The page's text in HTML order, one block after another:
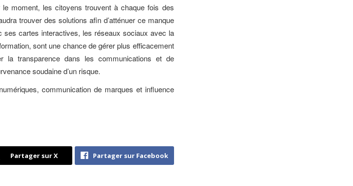
le moment, les citoyens trouvent à chaque fois des
trouver des solutions afin d’atténuer ce manque
ses cartes interactives, les réseaux sociaux avec la
sont une chance de gérer plus efficacement
la transparence dans les communications et de
soudaine d’un risque.
communication de marques et influence
Partager sur X Partager sur Facebook